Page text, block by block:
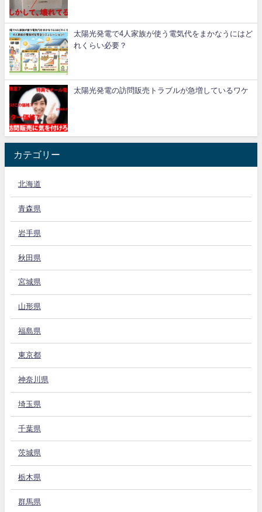
太陽光発電で4人家族が使う電気代をまかなうにはど
れくらい必要？
太陽光発電の訪問販売トラブルが急増しているワケ
カテゴリー
北海道
青森県
岩手県
秋田県
宮城県
山形県
福島県
東京都
神奈川県
埼玉県
千葉県
茨城県
栃木県
群馬県